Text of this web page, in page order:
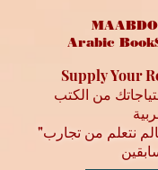
Arabic
Supply Your
"لن نتعلم في حياتنا مالم نتعلم من تجارب